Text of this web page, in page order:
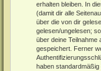
erhalten bleiben. In
(damit dir alle
über die von dir
gelesen/ungelesen;
über deine Teilnahme
gespeichert. Ferner
haben